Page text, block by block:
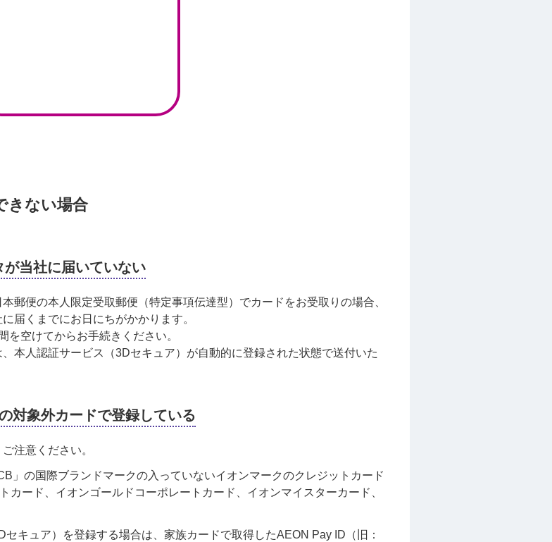
きない場合
当社に届いていない
郵便の本人限定受取郵便（特定事項伝達型）でカードをお受取りの場合、
届くまでにお日にちがかかります。
を空けてからお手続きください。
本人認証サービス（3Dセキュア）が自動的に登録された状態で送付いた
対象外カードで登録している
注意ください。
」の国際ブランドマークの入っていないイオンマークのクレジットカード
カード、イオンゴールドコーポレートカード、イオンマイスターカード、
キュア）を登録する場合は、家族カードで取得したAEON Pay ID（旧：